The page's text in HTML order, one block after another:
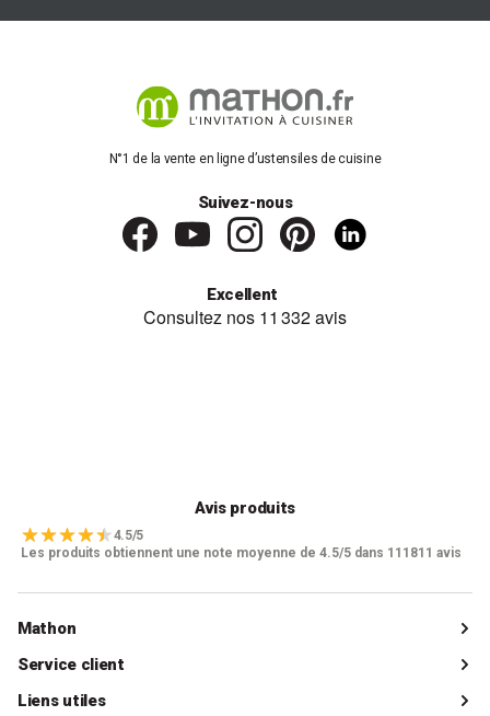
N°1 de la vente en ligne d’ustensiles de cuisine
Suivez-nous
Excellent
Avis produits
4.5/5
Les produits obtiennent une note moyenne de 4.5/5 dans 111811 avis
Mathon
Qui sommes-nous ?
Catalogue
Service client
Livraisons
Liens utiles